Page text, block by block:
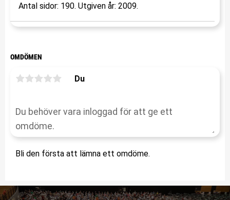
Antal sidor: 190. Utgiven år: 2009.
OMDÖMEN
Du
Bli den första att lämna ett omdöme.